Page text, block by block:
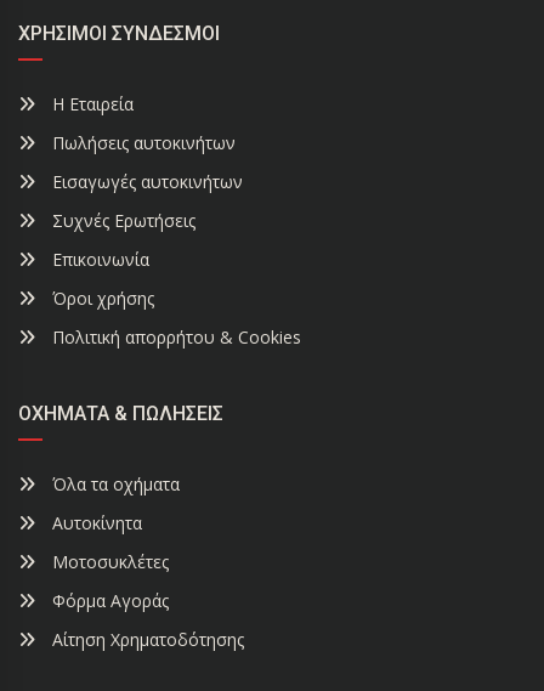
ΧΡΉΣΙΜΟΙ ΣΎΝΔΕΣΜΟΙ
Η Εταιρεία
Πωλήσεις αυτοκινήτων
Εισαγωγές αυτοκινήτων
Συχνές Ερωτήσεις
Επικοινωνία
Όροι χρήσης
Πολιτική απορρήτου & Cookies
ΟΧΉΜΑΤΑ & ΠΩΛΉΣΕΙΣ
Όλα τα οχήματα
Αυτοκίνητα
Μοτοσυκλέτες
Φόρμα Αγοράς
Αίτηση Χρηματοδότησης